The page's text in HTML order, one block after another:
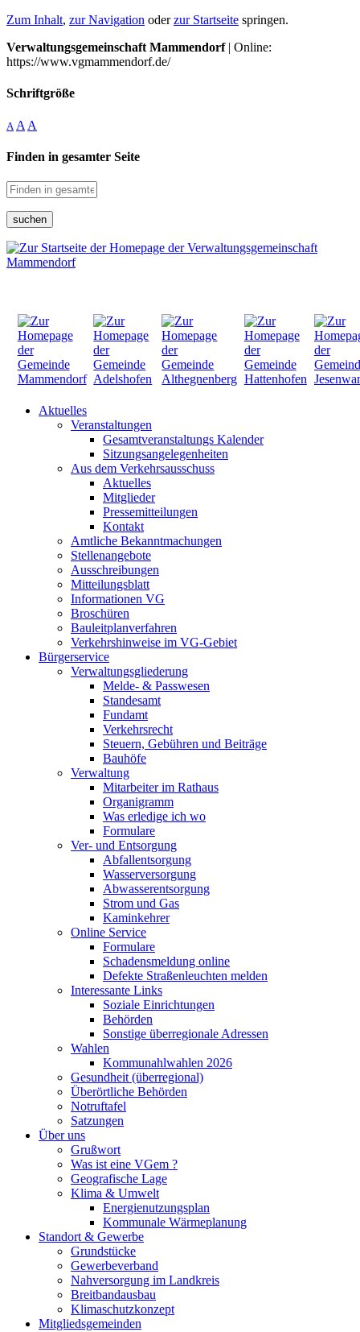
Zum Inhalt, zur Navigation oderzur Startseite springen.
Verwaltungsgemeinschaft Mammendorf| Online:
https://www.vgmammendorf.de/
Schriftgröße
A A A
Finden in gesamter Seite
suchen
Aktuelles
Veranstaltungen
Gesamtveranstaltungs Kalender
Sitzungsangelegenheiten
Aus dem Verkehrsausschuss
Aktuelles
Mitglieder
Pressemitteilungen
Kontakt
Amtliche Bekanntmachungen
Stellenangebote
Ausschreibungen
Mitteilungsblatt
Informationen VG
Broschüren
Bauleitplanverfahren
Verkehrshinweise im VG-Gebiet
Bürgerservice
Verwaltungsgliederung
Melde- & Passwesen
Standesamt
Fundamt
Verkehrsrecht
Steuern, Gebühren und Beiträge
Bauhöfe
Verwaltung
Mitarbeiter im Rathaus
Organigramm
Was erledige ich wo
Formulare
Ver- und Entsorgung
Abfallentsorgung
Wasserversorgung
Abwasserentsorgung
Strom und Gas
Kaminkehrer
Online Service
Formulare
Schadensmeldung online
Defekte Straßenleuchten melden
Interessante Links
Soziale Einrichtungen
Behörden
Sonstige überregionale Adressen
Wahlen
Kommunahlwahlen 2026
Gesundheit (überregional)
Überörtliche Behörden
Notruftafel
Satzungen
Über uns
Grußwort
Was ist eine VGem ?
Geografische Lage
Klima & Umwelt
Energienutzungsplan
Kommunale Wärmeplanung
Standort & Gewerbe
Grundstücke
Gewerbeverband
Nahversorgung im Landkreis
Breitbandausbau
Klimaschutzkonzept
Mitgliedsgemeinden